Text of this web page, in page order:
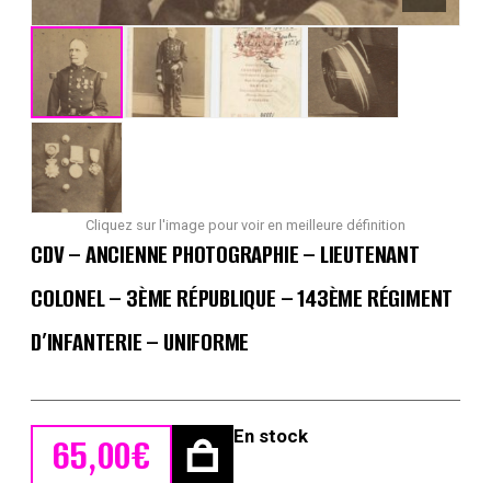
Cliquez sur l'image pour voir en meilleure définition
CDV – ANCIENNE PHOTOGRAPHIE – LIEUTENANT
COLONEL – 3ÈME RÉPUBLIQUE – 143ÈME RÉGIMENT
D’INFANTERIE – UNIFORME
65,00€ En stock